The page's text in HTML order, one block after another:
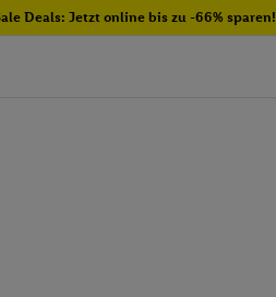
Deals: Jetzt online bis zu -66% sparen!